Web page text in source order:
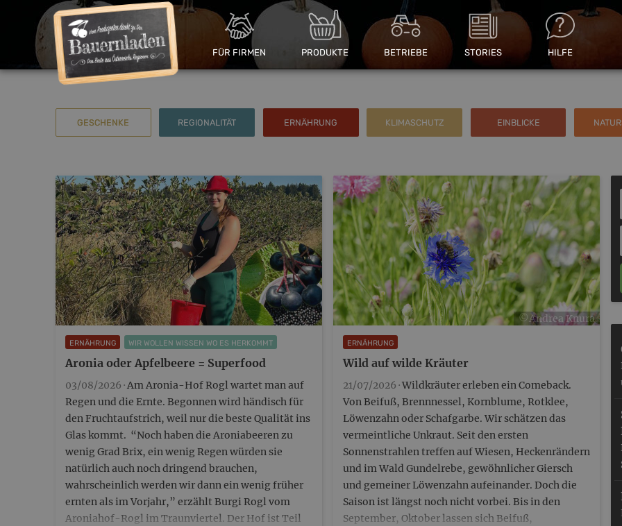
FÜR FIRMEN PRODUKTE BETRIEBE STORIES HILFE
GESCHENKE REGIONALITÄT ERNÄHRUNG KLIMASCHUTZ EINBLICKE
ERNÄHRUNG WIR WOLLEN WISSEN WO ES HERKOMMT
Aronia oder Apfelbeere = Superfood
03/08/2026 ·Am Aronia-Hof Rogl wartet man auf
Regen und die Ernte. Begonnen wird händisch für
den Fruchtaufstrich, weil nur die beste Qualität ins
Glas kommt. “Noch haben die Aroniabeeren zu
wenig Grad Brix, ein wenig Regen würden sie
natürlich auch noch dringend brauchen,
wahrscheinlich werden wir dann ein wenig früher
ernten als im Vorjahr,” erzählt Burgi Rogl vom
Aroniahof-Rogl im Traunviertel. Der Hof ist Teil
©Andrea Knura
ERNÄHRUNG
Wild auf wilde Kräuter
21/07/2026 ·Wildkräuter erleben ein Comeback.
Von Beifuß, Brennnessel, Kornblume, Rotklee,
Löwenzahn oder Schafgarbe. Wir schätzen das
vermeintliche Unkraut. Seit den ersten
Sonnenstrahlen treffen auf Wiesen, Heckenrändern
und im Wald Gundelrebe, gewöhnlicher Giersch
und gemeiner Löwenzahn aufeinander. Doch die
Saison ist längst noch nicht vorbei. Bis in den
September, Oktober lassen sich Beifuß,